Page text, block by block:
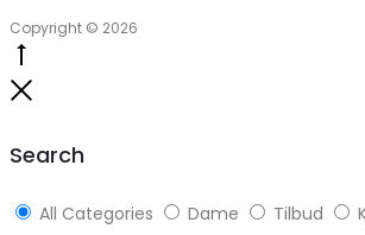
Copyright © 2026
Search
All Categories Dame Tilbud